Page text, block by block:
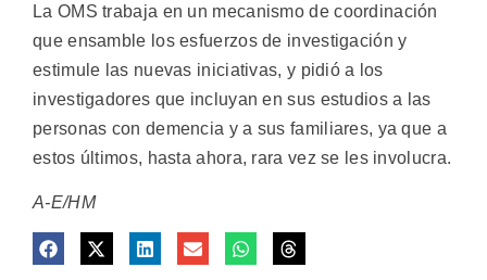
La OMS trabaja en un mecanismo de coordinación
que ensamble los esfuerzos de investigación y
estimule las nuevas iniciativas, y pidió a los
investigadores que incluyan en sus estudios a las
personas con demencia y a sus familiares, ya que a
estos últimos, hasta ahora, rara vez se les involucra.
A-E/HM